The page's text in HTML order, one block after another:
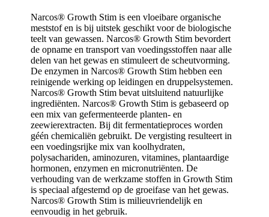
Narcos® Growth Stim is een vloeibare organische
meststof en is bij uitstek geschikt voor de biologische
teelt van gewassen. Narcos® Growth Stim bevordert
de opname en transport van voedingsstoffen naar alle
delen van het gewas en stimuleert de scheutvorming.
De enzymen in Narcos® Growth Stim hebben een
reinigende werking op leidingen en druppelsystemen.
Narcos® Growth Stim bevat uitsluitend natuurlijke
ingrediënten. Narcos® Growth Stim is gebaseerd op
een mix van gefermenteerde planten- en
zeewierextracten. Bij dit fermentatieproces worden
géén chemicaliën gebruikt. De vergisting resulteert in
een voedingsrijke mix van koolhydraten,
polysachariden, aminozuren, vitamines, plantaardige
hormonen, enzymen en micronutriënten. De
verhouding van de werkzame stoffen in Growth Stim
is speciaal afgestemd op de groeifase van het gewas.
Narcos® Growth Stim is milieuvriendelijk en
eenvoudig in het gebruik.